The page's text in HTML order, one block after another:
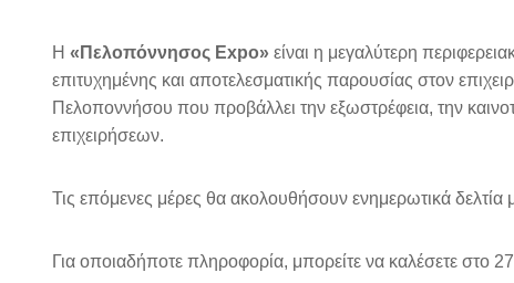
Η «Πελοπόννησος Expo» είναι η μεγαλύτερη
επιτυχημένης και αποτελεσματικής παρουσίας στον
Πελοποννήσου που προβάλλει την εξωστρέφεια, την
επιχειρήσεων.
Τις επόμενες μέρες θα ακολουθήσουν ενημερωτικά δελτία
Για οποιαδήποτε πληροφορία, μπορείτε να καλέσετε